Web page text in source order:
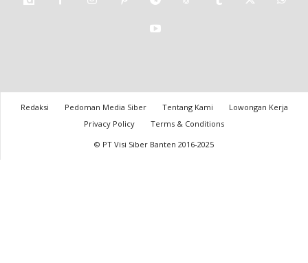
Redaksi Pedoman Media Siber Tentang Kami
Lowongan Kerja
Privacy Policy
Terms & Conditions
© PT Visi Siber Banten 2016-2025